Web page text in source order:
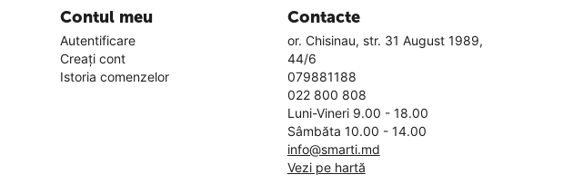
Contul meu
Autentificare
Creați cont
Istoria comenzelor
Contacte
or. Chisinau, str. 31 August 1989,
44/6
079881188
022 800 808
Luni-Vineri 9.00 - 18.00
Sâmbăta 10.00 - 14.00
info@smarti.md
Vezi pe hartă